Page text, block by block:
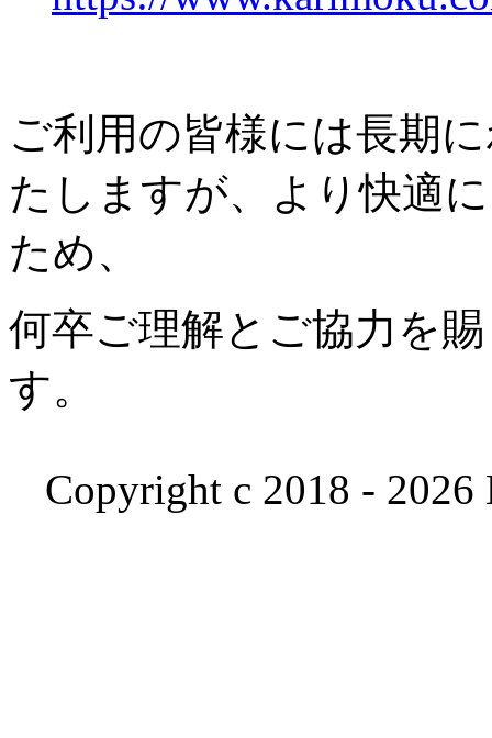
ご利用の皆様には長期
たしますが、より快適
ため、
何卒ご理解とご協力を
す。
Copyright c 2018 -